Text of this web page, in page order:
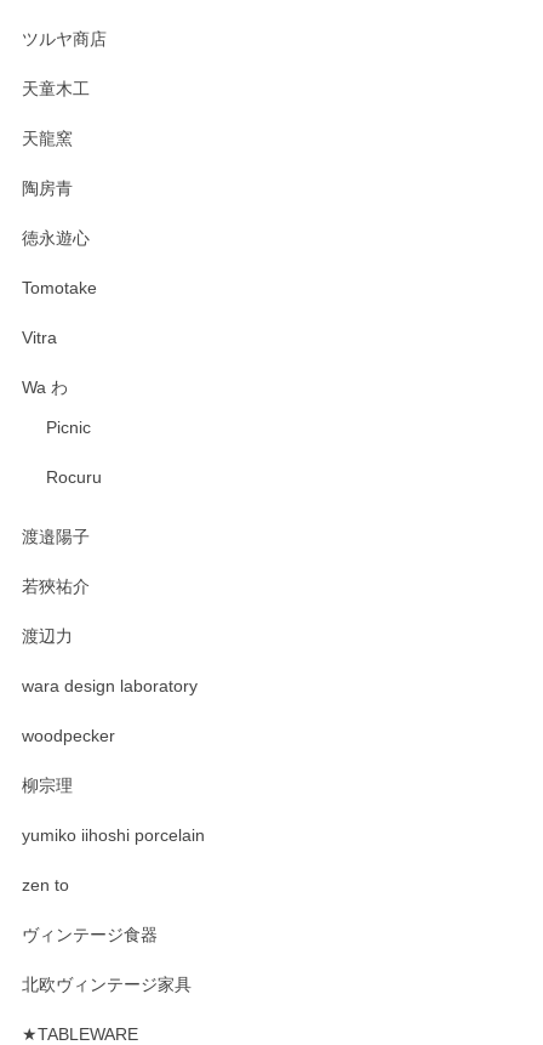
ツルヤ商店
天童木工
天龍窯
陶房青
徳永遊心
Tomotake
Vitra
Wa わ
Picnic
Rocuru
渡邉陽子
若狹祐介
渡辺力
wara design laboratory
woodpecker
柳宗理
yumiko iihoshi porcelain
zen to
ヴィンテージ食器
北欧ヴィンテージ家具
★TABLEWARE